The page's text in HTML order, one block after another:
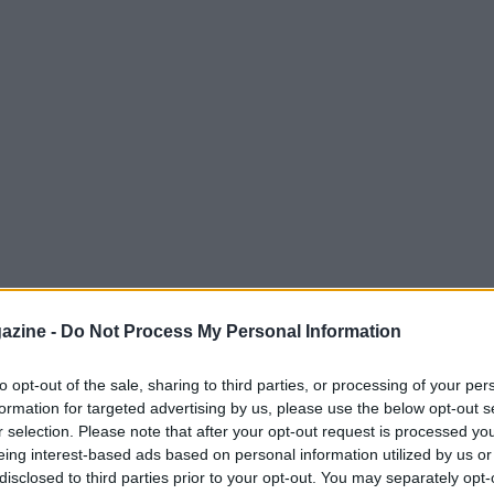
- Do Not Process My Personal Information
opt-out of the sale, sharing to third parties, or processing of your
for targeted advertising by us, please use the below opt-out
selection. Please note that after your opt-out request is processed
interest-based ads based on personal information utilized by us
to third parties prior to your opt-out. You may separately
Gabriele Gravina ha voluto ricordare
della sua scomparsa: “Davide è
Delle sue tante qualità mi piace
di essere amico e avversario, ma mai